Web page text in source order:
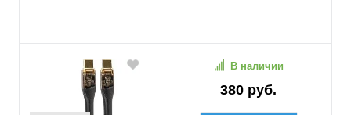
380 руб.
В наличии